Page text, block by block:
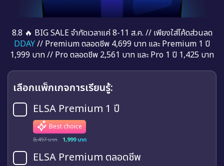
8.8 🔥 BIG SALE จำกัดเวลาแค่ 8-11 ส.ค. // เพียงใส่โค้ดส่วนลด
DDAY// Premium ตลอดชีพ 4,699 บาท และ Premium 1 ปี
1,999 บาท // Pro ตลอดชีพ 2,561 บาท และ Pro 1 ปี 1,425 บาท
เลือกแพ็กเกจการเรียนรู้:
ELSA Premium 1 ปี
Best choice
8,497 บาท 1,999 บาท
ELSA Premium ตลอดชีพ